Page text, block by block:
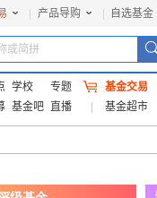
产品导购 自选基金
或简拼
学校
专题
基金吧 直播
基金交易
基金超市